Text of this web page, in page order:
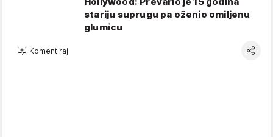
stariju suprugu pa oženio omiljenu
glumicu
Komentiraj